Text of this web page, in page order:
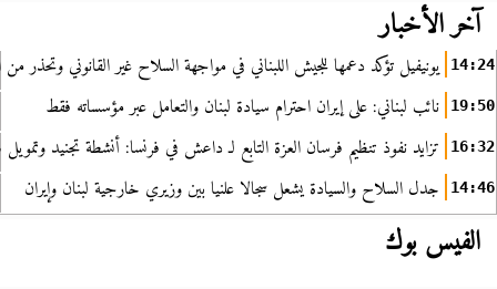
آخر الأخبار
14:24 يونيفيل تؤكد دعمها للجيش اللبناني في مواجهة السلاح غير القانوني وتحذر من
19:50 نائب لبناني: على إيران احترام سيادة لبنان والتعامل عبر مؤسساته فقط
16:32 تزايد نفوذ تنظيم فرسان العزة التابع لـ داعش في فرنسا: أنشطة تجنيد
14:46 جدل السلاح والسيادة يشعل سجالا علنيا بين وزيري خارجية لبنان وإيران
الفيس بوك